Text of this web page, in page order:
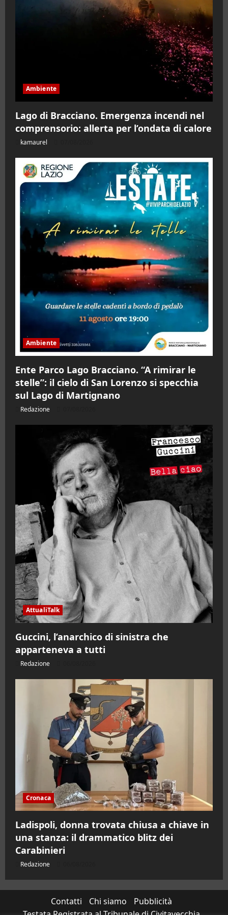
Ambiente
Lago di Bracciano. Emergenza incendi nel
comprensorio: allerta per l’ondata di calore
kamaurel
Ambiente
Ente Parco Lago Bracciano. “A rimirar le
stelle”: il cielo di San Lorenzo si specchia
sul Lago di Martignano
Redazione
AttualiTalk
Guccini, l’anarchico di sinistra che
apparteneva a tutti
Redazione
Cronaca
Ladispoli, donna trovata chiusa a chiave in
una stanza: il drammatico blitz dei
Carabinieri
Redazione
Contatti Chi siamo
Pubblicità